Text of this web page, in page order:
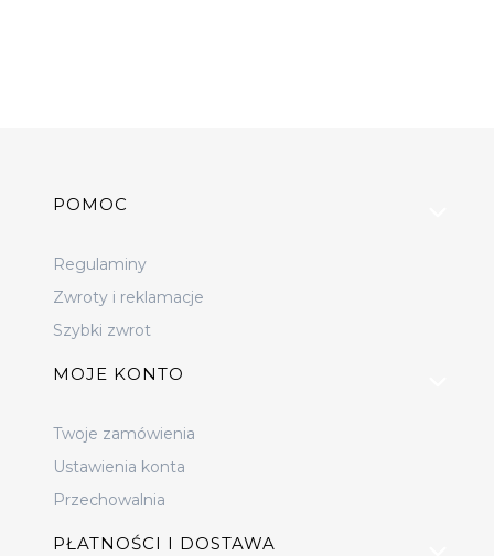
Linki w stopce
POMOC
Regulaminy
Zwroty i reklamacje
Szybki zwrot
MOJE KONTO
Twoje zamówienia
Ustawienia konta
Przechowalnia
PŁATNOŚCI I DOSTAWA